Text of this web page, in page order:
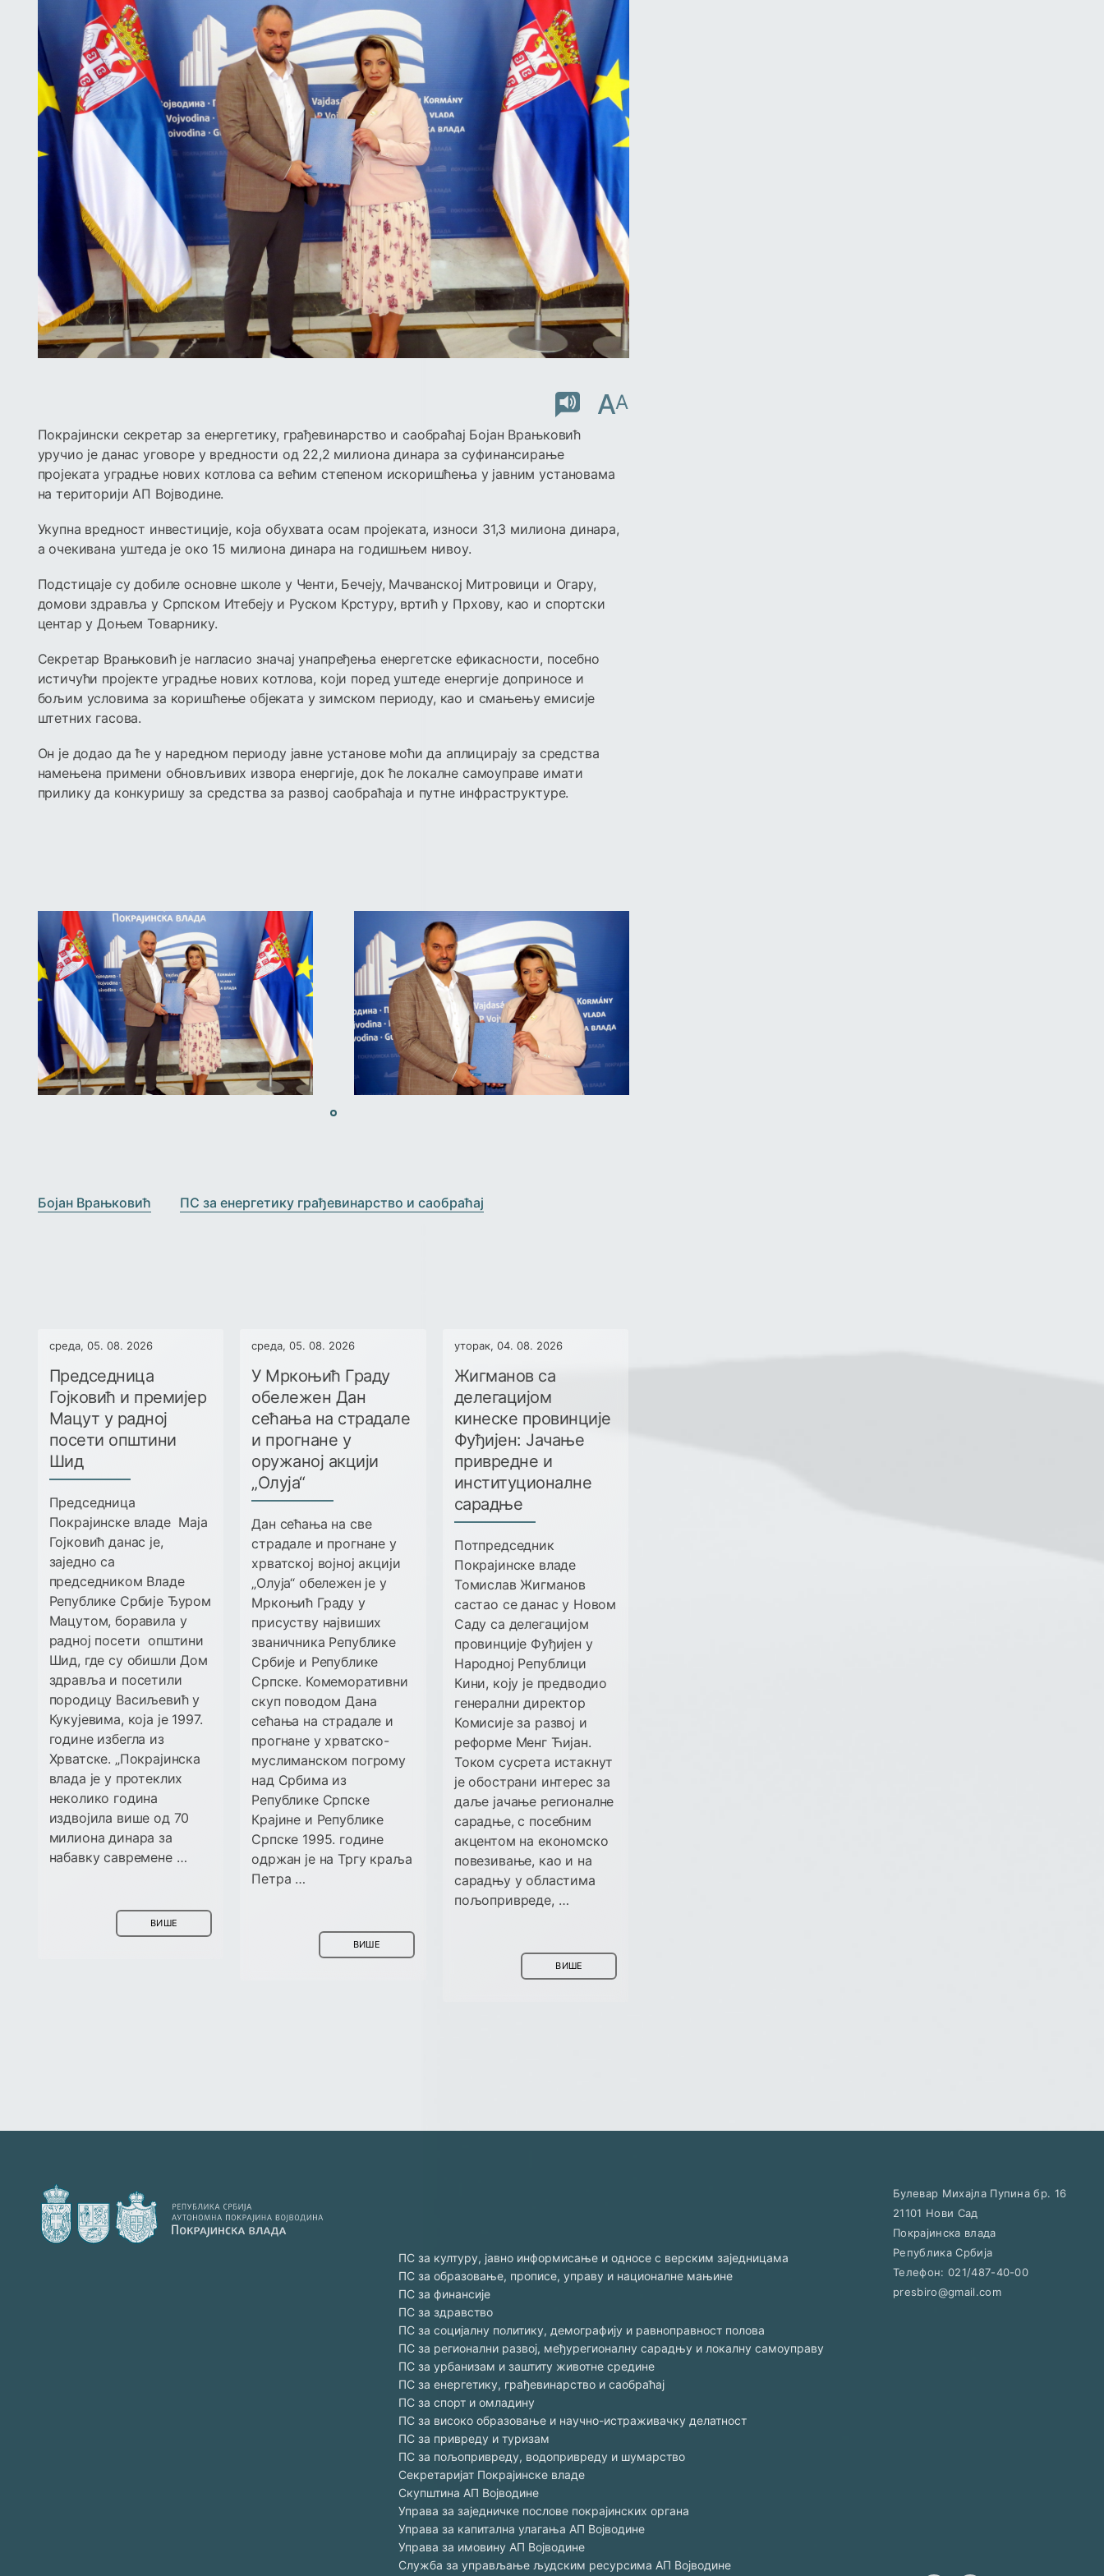
AA
Покрајински секретар за енергетику, грађевинарство и саобраћај Бојан Врањковић
уручио је данас уговоре у вредности од 22,2 милиона динара за суфинансирање
пројеката уградње нових котлова са већим степеном искоришћења у јавним установама
на територији АП Војводине.
Укупна вредност инвестиције, која обухвата осам пројеката, износи 31,3 милиона динара,
а очекивана уштеда је око 15 милиона динара на годишњем нивоу.
Подстицаје су добиле основне школе у Ченти, Бечеју, Мачванској Митровици и Огару,
домови здравља у Српском Итебеју и Руском Крстуру, вртић у Прхову, као и спортски
центар у Доњем Товарнику.
Секретар Врањковић је нагласио значај унапређења енергетске ефикасности, посебно
истичући пројекте уградње нових котлова, који поред уштеде енергије доприносе и
бољим условима за коришћење објеката у зимском периоду, као и смањењу емисије
штетних гасова.
Он је додао да ће у наредном периоду јавне установе моћи да аплицирају за средства
намењена примени обновљивих извора енергије, док ће локалне самоуправе имати
прилику да конкуришу за средства за развој саобраћаја и путне инфраструктуре.
Бојан Врањковић ПС за енергетику грађевинарство и саобраћај
среда, 05. 08. 2026
Председница
Гојковић и премијер
Мацут у радној
посети општини
Шид
Председница
Покрајинске владе Маја
Гојковић данас је,
заједно са
председником Владе
Републике Србије Ђуром
Мацутом, боравила у
радној посети општини
Шид, где су обишли Дом
здравља и посетили
породицу Васиљевић у
Кукујевима, која је 1997.
године избегла из
Хрватске. „Покрајинска
влада је у протеклих
неколико година
издвојила више од 70
милиона динара за
набавку савремене …
ВИШЕ
среда, 05. 08. 2026
У Мркоњић Граду
обележен Дан
сећања на страдале
и прогнане у
оружаној акцији
„Олуја“
Дан сећања на све
страдале и прогнане у
хрватској војној акцији
„Олуја“ обележен је у
Мркоњић Граду у
присуству највиших
званичника Републике
Србије и Републике
Српске. Комеморативни
скуп поводом Дана
сећања на страдале и
прогнане у хрватско-
муслиманском погрому
над Србима из
Републике Српске
Крајине и Републике
Српске 1995. године
одржан је на Тргу краља
Петра …
ВИШЕ
уторак, 04. 08. 2026
Жигманов са
делегацијом
кинеске провинције
Фуђијен: Јачање
привредне и
институционалне
сарадње
Потпредседник
Покрајинске владе
Томислав Жигманов
састао се данас у Новом
Саду са делегацијом
провинције Фуђијен у
Народној Републици
Кини, коју је предводио
генерални директор
Комисије за развој и
реформе Менг Ћијан.
Током сусрета истакнут
је обострани интерес за
даље јачање регионалне
сарадње, с посебним
акцентом на економско
повезивање, као и на
сарадњу у областима
пољопривреде, …
ВИШЕ
ПС за културу, јавно информисање и односе с верским заједницама
ПС за образовање, прописе, управу и националне мањине
ПС за финансије
ПС за здравство
ПС за социјалну политику, демографију и равноправност полова
ПС за регионални развој, међурегионалну сарадњу и локалну самоуправу
ПС за урбанизам и заштиту животне средине
ПС за енергетику, грађевинарство и саобраћај
ПС за спорт и омладину
ПС за високо образовање и научно-истраживачку делатност
ПС за привреду и туризам
ПС за пољопривреду, водопривреду и шумарство
Секретаријат Покрајинске владе
Скупштина АП Војводине
Управа за заједничке послове покрајинских органа
Управа за капитална улагања АП Војводине
Управа за имовину АП Војводине
Служба за управљање људским ресурсима АП Војводине
Булевар Михајла Пупина бр. 16
21101 Нови Сад
Покрајинска влада
Република Србија
Телефон: 021/487-40-00
presbiro@gmail.com